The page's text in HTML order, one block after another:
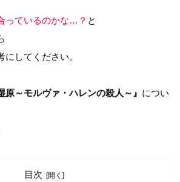
っているのかな…？ と
してください。
原～モルヴァ・ハレンの殺人～』 につい
目次